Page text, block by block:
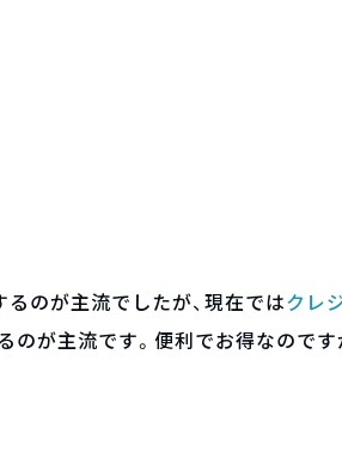
のが主流でしたが、現在ではクレ
のが主流です。便利でお得なのです